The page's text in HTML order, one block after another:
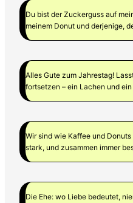
Du bist der Zuckerguss auf
meinem Donut und derjenige,
Alles Gute zum Jahrestag!
fortsetzen – ein Lachen und
Wir sind wie Kaffee und
stark, und zusammen immer
Die Ehe: wo Liebe bedeutet,